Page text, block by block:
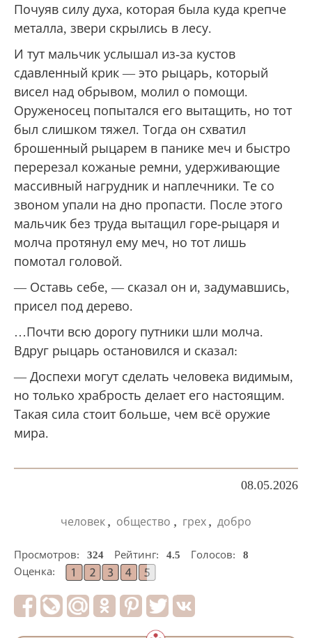
Почуяв силу духа, которая была куда крепче
металла, звери скрылись в лесу.
И тут мальчик услышал из-за кустов
сдавленный крик — это рыцарь, который
висел над обрывом, молил о помощи.
Оруженосец попытался его вытащить, но тот
был слишком тяжел. Тогда он схватил
брошенный рыцарем в панике меч и быстро
перерезал кожаные ремни, удерживающие
массивный нагрудник и наплечники. Те со
звоном упали на дно пропасти. После этого
мальчик без труда вытащил горе-рыцаря и
молча протянул ему меч, но тот лишь
помотал головой.
— Оставь себе, — сказал он и, задумавшись,
присел под дерево.
…Почти всю дорогу путники шли молча.
Вдруг рыцарь остановился и сказал:
— Доспехи могут сделать человека видимым,
но только храбрость делает его настоящим.
Такая сила стоит больше, чем всё оружие
мира.
08.05.2026
человек , общество , грех , добро
Просмотров: 324 Рейтинг: 4.5 Голосов:
8
Оценка: